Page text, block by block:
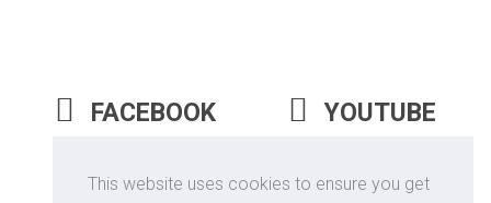
This website uses cookies to ensure you get
FACEBOOK
YOUTUBE
INSTAGRAM